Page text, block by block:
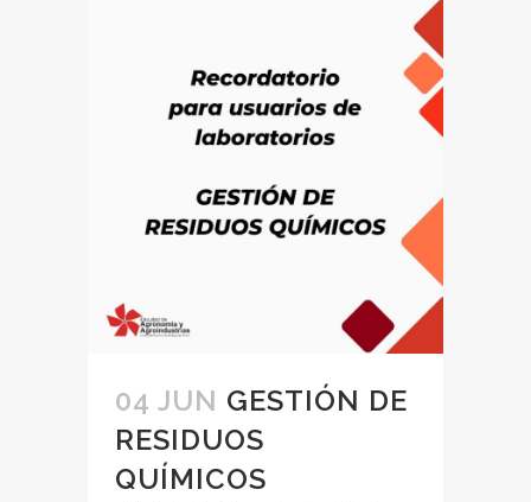
04 JUN GESTIÓN DE
RESIDUOS
QUÍMICOS